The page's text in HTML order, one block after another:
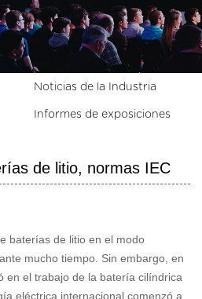
Noticias de la Industria
Informes de exposiciones
de litio, normas IEC
baterías de litio en el modo
mucho tiempo. Sin embargo, en
en el trabajo de la batería cilíndrica
eléctrica internacional comenzó a